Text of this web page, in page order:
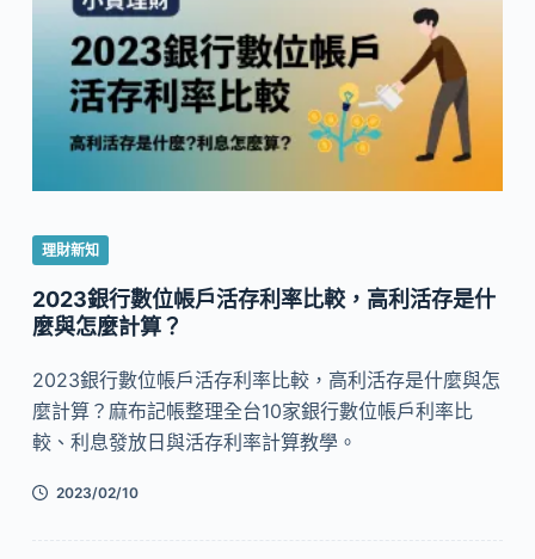
理財新知
2023銀行數位帳戶活存利率比較，高利活存是什
麼與怎麼計算？
2023銀行數位帳戶活存利率比較，高利活存是什麼與怎
麼計算？麻布記帳整理全台10家銀行數位帳戶利率比
較、利息發放日與活存利率計算教學。
2023/02/10